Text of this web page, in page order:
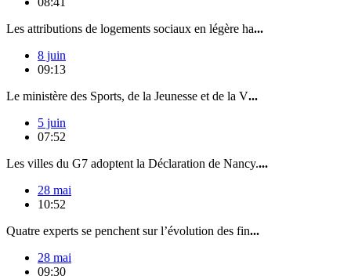
Les attributions de logements sociaux en légère ha...
8 juin
09:13
Le ministère des Sports, de la Jeunesse et de la V...
5 juin
07:52
Les villes du G7 adoptent la Déclaration de Nancy....
28 mai
10:52
Quatre experts se penchent sur l’évolution des fin...
28 mai
09:30